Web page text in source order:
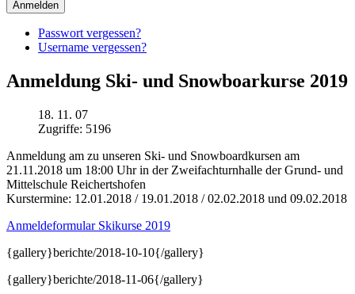
Passwort vergessen?
Username vergessen?
Anmeldung Ski- und Snowboarkurse 2019
18. 11. 07
Zugriffe: 5196
Anmeldung am zu unseren Ski- und Snowboardkursen am
21.11.2018 um 18:00 Uhr in der Zweifachturnhalle der Grund- und
Mittelschule Reichertshofen
Kurstermine: 12.01.2018 / 19.01.2018 / 02.02.2018 und 09.02.2018
Anmeldeformular Skikurse 2019
{gallery}berichte/2018-10-10{/gallery}
{gallery}berichte/2018-11-06{/gallery}